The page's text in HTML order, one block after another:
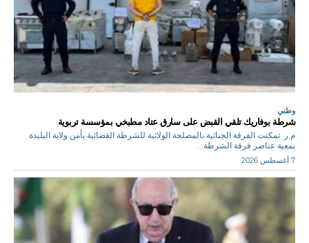
وطني
شرطة بوفاريك تلقي القبض على سارق عتاد مطبخي بمؤسسة تربوية
م.ر تمكنت الفرقة الجنائية بالمصلحة الولائية للشرطة القضائية بأمن ولاية البليدة
بمعية عناصر فرقة الشرطة...
7 أغسطس 2026